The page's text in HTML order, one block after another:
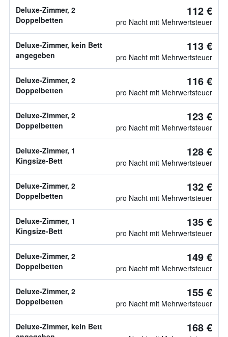
Deluxe-Zimmer, 2
Doppelbetten
112 €
pro Nacht mit Mehrwertsteuer
Deluxe-Zimmer, kein Bett
angegeben
113 €
pro Nacht mit Mehrwertsteuer
Deluxe-Zimmer, 2
Doppelbetten
116 €
pro Nacht mit Mehrwertsteuer
Deluxe-Zimmer, 2
Doppelbetten
123 €
pro Nacht mit Mehrwertsteuer
Deluxe-Zimmer, 1
Kingsize-Bett
128 €
pro Nacht mit Mehrwertsteuer
Deluxe-Zimmer, 2
Doppelbetten
132 €
pro Nacht mit Mehrwertsteuer
Deluxe-Zimmer, 1
Kingsize-Bett
135 €
pro Nacht mit Mehrwertsteuer
Deluxe-Zimmer, 2
Doppelbetten
149 €
pro Nacht mit Mehrwertsteuer
Deluxe-Zimmer, 2
Doppelbetten
155 €
pro Nacht mit Mehrwertsteuer
Deluxe-Zimmer, kein Bett
168 €